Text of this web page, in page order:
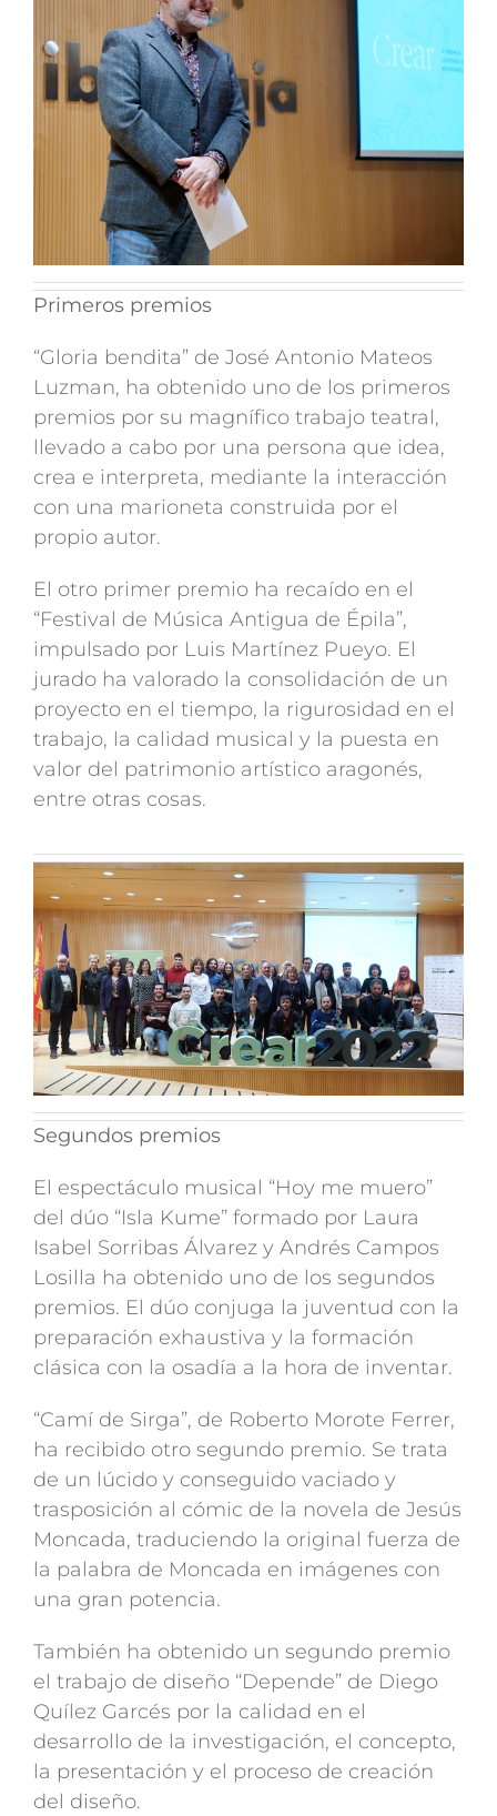
Primeros premios
“Gloria bendita” de José Antonio Mateos
Luzman, ha obtenido uno de los primeros
premios por su magnífico trabajo teatral,
llevado a cabo por una persona que idea,
crea e interpreta, mediante la interacción
con una marioneta construida por el
propio autor.
El otro primer premio ha recaído en el
“Festival de Música Antigua de Épila”,
impulsado por Luis Martínez Pueyo. El
jurado ha valorado la consolidación de un
proyecto en el tiempo, la rigurosidad en el
trabajo, la calidad musical y la puesta en
valor del patrimonio artístico aragonés,
entre otras cosas.
Segundos premios
El espectáculo musical “Hoy me muero”
del dúo “Isla Kume” formado por Laura
Isabel Sorribas Álvarez y Andrés Campos
Losilla ha obtenido uno de los segundos
premios. El dúo conjuga la juventud con la
preparación exhaustiva y la formación
clásica con la osadía a la hora de inventar.
“Camí de Sirga”, de Roberto Morote Ferrer,
ha recibido otro segundo premio. Se trata
de un lúcido y conseguido vaciado y
trasposición al cómic de la novela de Jesús
Moncada, traduciendo la original fuerza de
la palabra de Moncada en imágenes con
una gran potencia.
También ha obtenido un segundo premio
el trabajo de diseño “Depende” de Diego
Quílez Garcés por la calidad en el
desarrollo de la investigación, el concepto,
la presentación y el proceso de creación
del diseño.